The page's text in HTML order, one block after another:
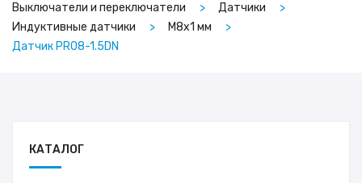
Выключатели и переключатели
Датчики
Индуктивные датчики
M8х1 мм
Датчик PR08-1.5DN
КАТАЛОГ